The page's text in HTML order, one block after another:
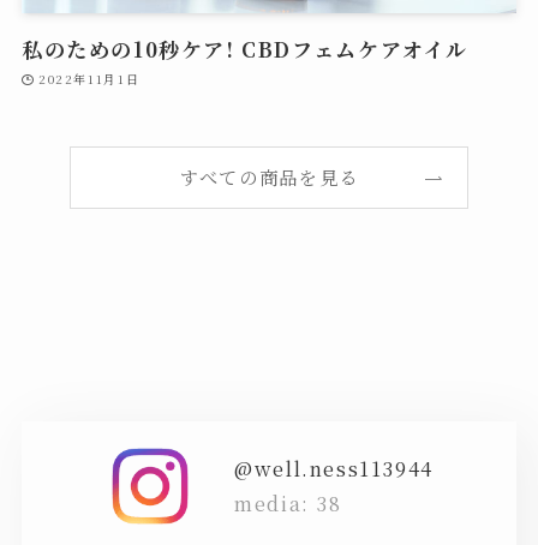
私のための10秒ケア! CBDフェムケアオイル
2022年11月1日
すべての商品を見る
@well.ness113944
38